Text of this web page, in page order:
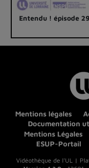
Entendu ! épisode
Mentions légales
Documentation
Mentions Légales
ESUP-Portail
Vidéothèque de l'UL |